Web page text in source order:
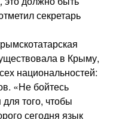
секретарь
в Крыму,
национальностей:
«Не бойтесь
того, чтобы
сегодня язык